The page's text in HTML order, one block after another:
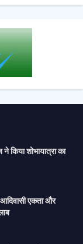
किया शोभायात्रा का
आदिवासी एकता और